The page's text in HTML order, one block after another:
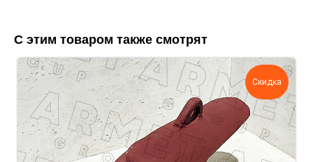
С этим товаром также смотрят
Скидка
Укажите номер телефона и ваше имя.
Мы свяжемся с вами сегодня в рабочее